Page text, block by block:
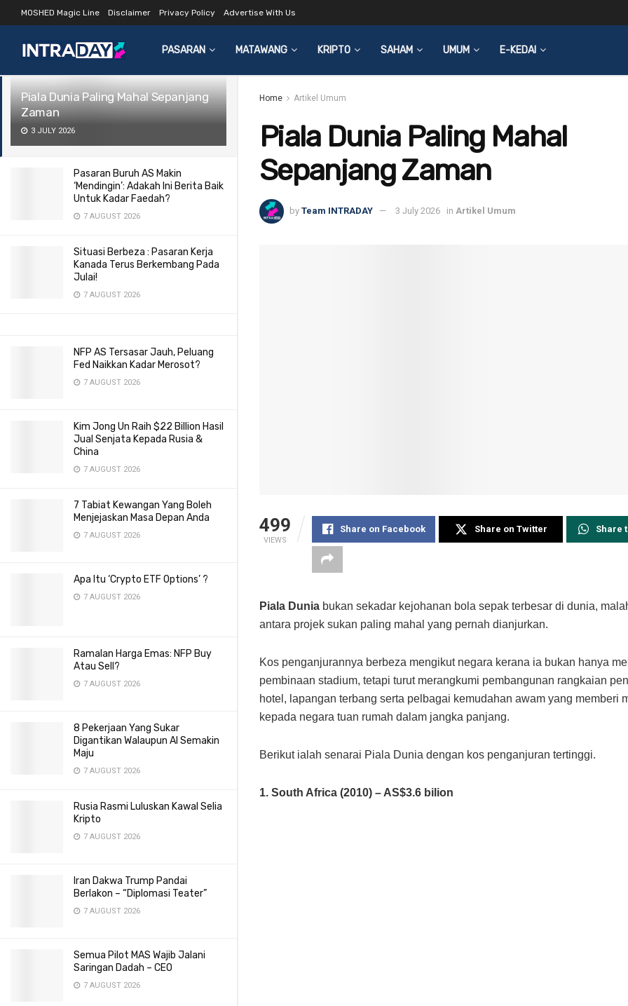
LATEST TRENDING Filter
Piala Dunia Paling Mahal Sepanjang
Zaman
3 JULY 2026
Pasaran Buruh AS Makin
‘Mendingin’: Adakah Ini Berita Baik
Untuk Kadar Faedah?
7 AUGUST 2026
Situasi Berbeza : Pasaran Kerja
Kanada Terus Berkembang Pada
Julai!
7 AUGUST 2026
NFP AS Tersasar Jauh, Peluang
Fed Naikkan Kadar Merosot?
7 AUGUST 2026
Kim Jong Un Raih $22 Billion Hasil
Jual Senjata Kepada Rusia &
China
7 AUGUST 2026
7 Tabiat Kewangan Yang Boleh
Menjejaskan Masa Depan Anda
7 AUGUST 2026
Apa Itu ‘Crypto ETF Options’ ?
7 AUGUST 2026
Ramalan Harga Emas: NFP Buy
Atau Sell?
7 AUGUST 2026
8 Pekerjaan Yang Sukar
Digantikan Walaupun AI Semakin
Maju
7 AUGUST 2026
Rusia Rasmi Luluskan Kawal Selia
Kripto
7 AUGUST 2026
Iran Dakwa Trump Pandai
Berlakon – “Diplomasi Teater”
7 AUGUST 2026
Semua Pilot MAS Wajib Jalani
Saringan Dadah – CEO
7 AUGUST 2026
MOSHED Magic Line Disclaimer Privacy Policy Advertise With Us
PASARAN MATAWANG KRIPTO SAHAM UMUM E-KEDAI
Home Artikel Umum
Piala Dunia Paling Mahal
Sepanjang Zaman
by Team INTRADAY 3 July 2026 in Artikel Umum
499
VIEWS
Share on Facebook Share on Twitter Share
Piala Dunia bukan sekadar kejohanan bola sepak terbesar di dunia,
antara projek sukan paling mahal yang pernah dianjurkan.
Kos penganjurannya berbeza mengikut negara kerana ia bukan hanya
pembinaan stadium, tetapi turut merangkumi pembangunan rangkaian
hotel, lapangan terbang serta pelbagai kemudahan awam yang memberi
kepada negara tuan rumah dalam jangka panjang.
Berikut ialah senarai Piala Dunia dengan kos penganjuran tertinggi.
1. South Africa (2010) – AS$3.6 bilion